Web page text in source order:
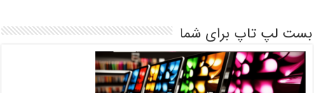
بست لپ تاپ برای شما